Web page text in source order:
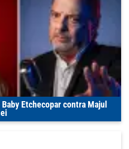
Etchecopar contra Majul